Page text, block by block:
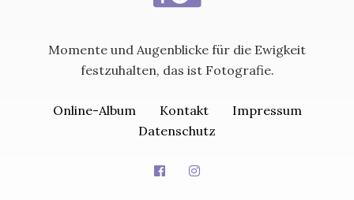
Momente und Augenblicke für die Ewigkeit
festzuhalten, das ist Fotografie.
Online-Album Kontakt
Impressum
Datenschutz